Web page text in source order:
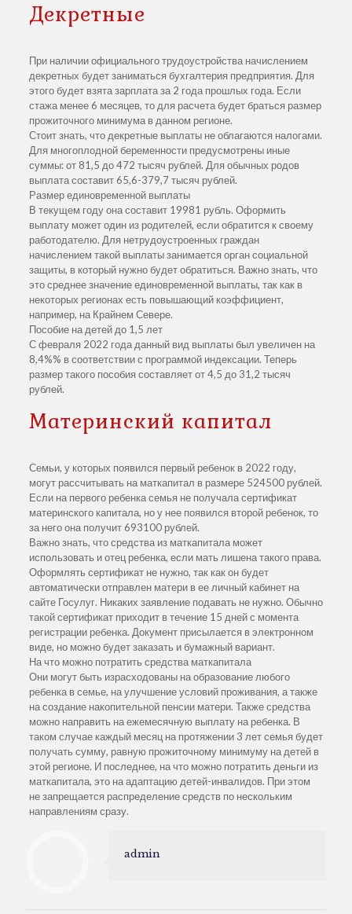
Декретные
При наличии официального трудоустройства начислением
декретных будет заниматься бухгалтерия предприятия. Для
этого будет взята зарплата за 2 года прошлых года. Если
стажа менее 6 месяцев, то для расчета будет браться размер
прожиточного минимума в данном регионе.
Стоит знать, что декретные выплаты не облагаются налогами.
Для многоплодной беременности предусмотрены иные
суммы: от 81,5 до 472 тысяч рублей. Для обычных родов
выплата составит 65,6-379,7 тысяч рублей.
Размер единовременной выплаты
В текущем году она составит 19981 рубль. Оформить
выплату может один из родителей, если обратится к своему
работодателю. Для нетрудоустроенных граждан
начислением такой выплаты занимается орган социальной
защиты, в который нужно будет обратиться. Важно знать, что
это среднее значение единовременной выплаты, так как в
некоторых регионах есть повышающий коэффициент,
например, на Крайнем Севере.
Пособие на детей до 1,5 лет
С февраля 2022 года данный вид выплаты был увеличен на
8,4%% в соответствии с программой индексации. Теперь
размер такого пособия составляет от 4,5 до 31,2 тысяч
рублей.
Материнский капитал
Семьи, у которых появился первый ребенок в 2022 году,
могут рассчитывать на маткапитал в размере 524500 рублей.
Если на первого ребенка семья не получала сертификат
материнского капитала, но у нее появился второй ребенок, то
за него она получит 693100 рублей.
Важно знать, что средства из маткапитала может
использовать и отец ребенка, если мать лишена такого права.
Оформлять сертификат не нужно, так как он будет
автоматически отправлен матери в ее личный кабинет на
сайте Госулуг. Никаких заявление подавать не нужно. Обычно
такой сертификат приходит в течение 15 дней с момента
регистрации ребенка. Документ присылается в электронном
виде, но можно будет заказать и бумажный вариант.
На что можно потратить средства маткапитала
Они могут быть израсходованы на образование любого
ребенка в семье, на улучшение условий проживания, а также
на создание накопительной пенсии матери. Также средства
можно направить на ежемесячную выплату на ребенка. В
таком случае каждый месяц на протяжении 3 лет семья будет
получать сумму, равную прожиточному минимуму на детей в
этой регионе. И последнее, на что можно потратить деньги из
маткапитала, это на адаптацию детей-инвалидов. При этом
не запрещается распределение средств по нескольким
направлениям сразу.
admin